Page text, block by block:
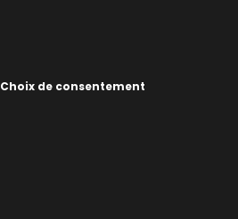
Choix de consentement